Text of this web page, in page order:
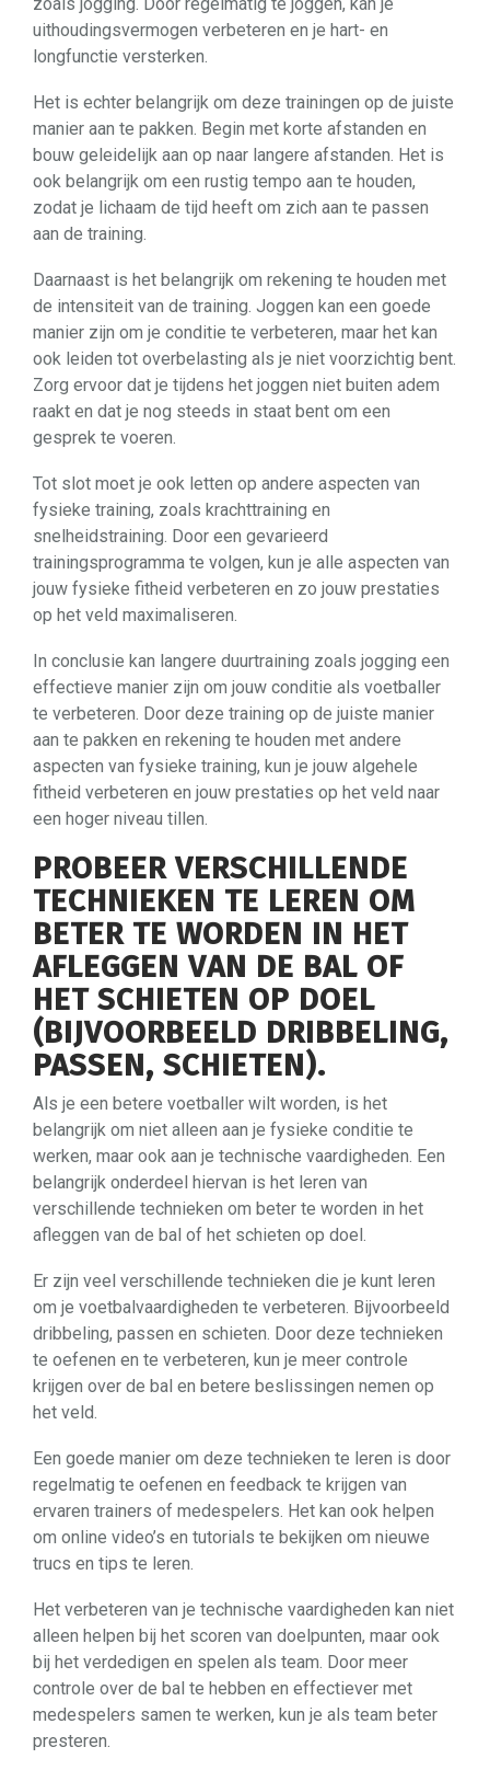
uithoudingsvermogen verbeteren en je hart- en
longfunctie versterken.
Het is echter belangrijk om deze trainingen op de juiste
manier aan te pakken. Begin met korte afstanden en
bouw geleidelijk aan op naar langere afstanden. Het is
ook belangrijk om een ​​rustig tempo aan te houden,
zodat je lichaam de tijd heeft om zich aan te passen
aan de training.
Daarnaast is het belangrijk om rekening te houden met
de intensiteit van de training. Joggen kan een goede
manier zijn om je conditie te verbeteren, maar het kan
ook leiden tot overbelasting als je niet voorzichtig bent.
Zorg ervoor dat je tijdens het joggen niet buiten adem
raakt en dat je nog steeds in staat bent om een ​​
gesprek te voeren.
Tot slot moet je ook letten op andere aspecten van
fysieke training, zoals krachttraining en
snelheidstraining. Door een gevarieerd
trainingsprogramma te volgen, kun je alle aspecten van
jouw fysieke fitheid verbeteren en zo jouw prestaties
op het veld maximaliseren.
In conclusie kan langere duurtraining zoals jogging een
effectieve manier zijn om jouw conditie als voetballer
te verbeteren. Door deze training op de juiste manier
aan te pakken en rekening te houden met andere
aspecten van fysieke training, kun je jouw algehele
fitheid verbeteren en jouw prestaties op het veld naar
een hoger niveau tillen.
PROBEER VERSCHILLENDE
TECHNIEKEN TE LEREN OM
BETER TE WORDEN IN HET
AFLEGGEN VAN DE BAL OF
HET SCHIETEN OP DOEL
(BIJVOORBEELD DRIBBELING,
PASSEN, SCHIETEN).
Als je een betere voetballer wilt worden, is het
belangrijk om niet alleen aan je fysieke conditie te
werken, maar ook aan je technische vaardigheden. Een
belangrijk onderdeel hiervan is het leren van
verschillende technieken om beter te worden in het
afleggen van de bal of het schieten op doel.
Er zijn veel verschillende technieken die je kunt leren
om je voetbalvaardigheden te verbeteren. Bijvoorbeeld
dribbeling, passen en schieten. Door deze technieken
te oefenen en te verbeteren, kun je meer controle
krijgen over de bal en betere beslissingen nemen op
het veld.
Een goede manier om deze technieken te leren is door
regelmatig te oefenen en feedback te krijgen van
ervaren trainers of medespelers. Het kan ook helpen
om online video’s en tutorials te bekijken om nieuwe
trucs en tips te leren.
Het verbeteren van je technische vaardigheden kan niet
alleen helpen bij het scoren van doelpunten, maar ook
bij het verdedigen en spelen als team. Door meer
controle over de bal te hebben en effectiever met
medespelers samen te werken, kun je als team beter
presteren.